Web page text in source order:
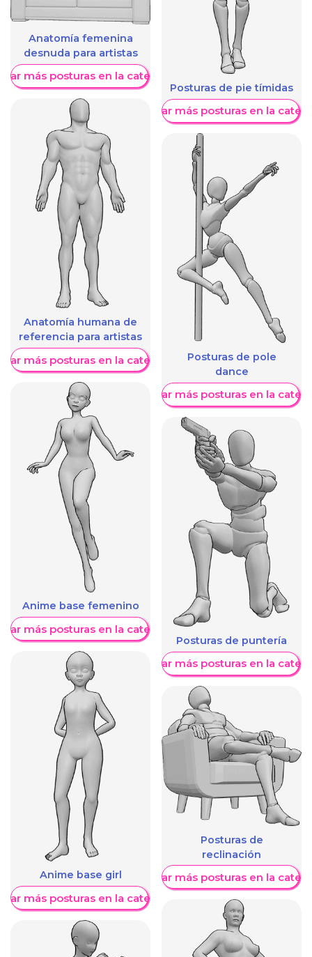
Anatomía femenina
desnuda para artistas
más posturas en la categoría
Anatomía humana de
referencia para artistas
más posturas en la categoría
Anime base femenino
más posturas en la categoría
Anime base girl
más posturas en la categoría
Posturas de pie tímidas
Mostrar más posturas en la
Posturas de pole
dance
Mostrar más posturas en la
Posturas de puntería
Mostrar más posturas en la
Posturas de
reclinación
Mostrar más posturas en la